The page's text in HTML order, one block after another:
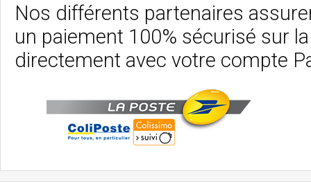
Nos différents partenaires
un paiement 100% sécurisé sur
directement avec votre compte